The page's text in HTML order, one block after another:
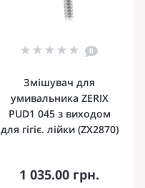
0
Змішувач для
умивальника ZERIX
PUD1 045 з виходом
для гігіє. лійки (ZX2870)
1 035.00 грн.